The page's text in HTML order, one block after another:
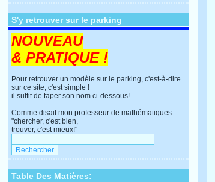
S'y retrouver sur le parking
NOUVEAU
& PRATIQUE !
Pour retrouver un modèle sur le parking, c'est-à-dire
sur ce site, c'est simple !
il suffit de taper son nom ci-dessous!
Comme disait mon professeur de mathématiques:
"chercher, c'est bien,
trouver, c'est mieux!"
Table Des Matières: